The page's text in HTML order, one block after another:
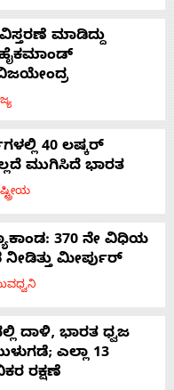
ಮಾಡಿದ್ದು
40 ಲಷ್ಕರ್
ಮುಗಿಸಿದೆ ಭಾರತ
370 ನೇ ವಿಧಿಯ
ನೀಡಿತ್ತು ಮೀರ್ಪುರ್
ದಾಳಿ, ಭಾರತ ಧ್ವಜ
ಎಲ್ಲಾ 13
ರಕ್ಷಣೆ